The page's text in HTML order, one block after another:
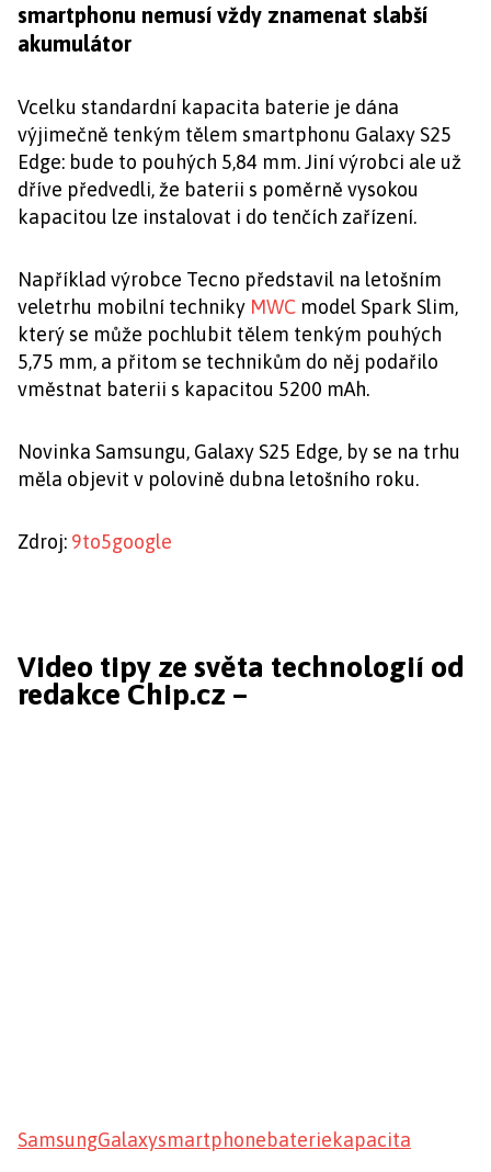
smartphonu nemusí vždy znamenat slabší
akumulátor
Vcelku standardní kapacita baterie je dána
výjimečně tenkým tělem smartphonu Galaxy S25
Edge: bude to pouhých 5,84 mm. Jiní výrobci ale už
dříve předvedli, že baterii s poměrně vysokou
kapacitou lze instalovat i do tenčích zařízení.
Například výrobce Tecno představil na letošním
veletrhu mobilní techniky MWC model Spark Slim,
který se může pochlubit tělem tenkým pouhých
5,75 mm, a přitom se technikům do něj podařilo
vměstnat baterii s kapacitou 5200 mAh.
Novinka Samsungu, Galaxy S25 Edge, by se na trhu
měla objevit v polovině dubna letošního roku.
Zdroj: 9to5google
Video tipy ze světa technologií od
redakce Chip.cz –
SamsungGalaxysmartphonebateriekapacita